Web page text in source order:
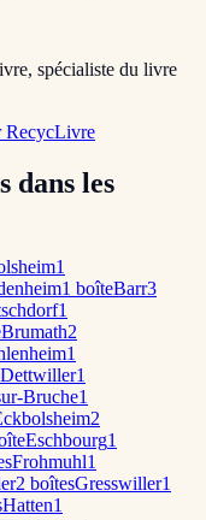
spécialiste du livre
RecycLivre
dans les
1
1 boîteBarr3
1
Brumath2
1
Dettwiller1
Bruche1
2
Eschbourg1
sFrohmuhl1
2 boîtesGresswiller1
Hatten1